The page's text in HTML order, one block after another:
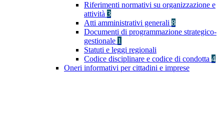
Riferimenti normativi su organizzazione e
attività 3
Atti amministrativi generali 8
Documenti di programmazione strategico-
gestionale 1
Statuti e leggi regionali
Codice disciplinare e codice di condotta 4
Oneri informativi per cittadini e imprese